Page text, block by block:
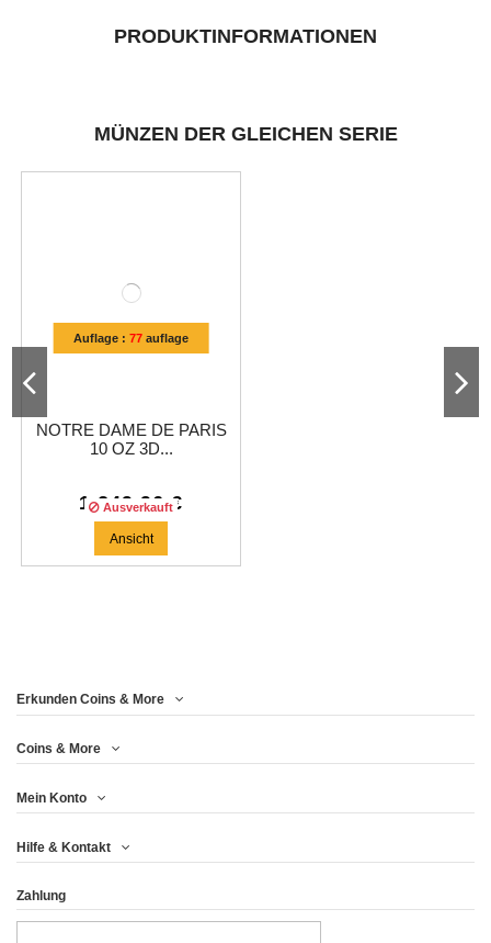
PRODUKTINFORMATIONEN
MÜNZEN DER GLEICHEN SERIE
Auflage : 77auflage
NOTRE DAME DE PARIS
10 OZ 3D...
1.249,96 €
Ausverkauft
Ansicht
Erkunden Coins & More
Coins & More
Mein Konto
Hilfe & Kontakt
Zahlung